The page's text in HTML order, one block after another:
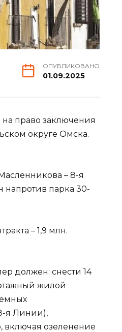
ОПУБЛИКОВАНО
01.09.2025
право заключения
округе Омска.
– 8-я
напротив парка 30-
– 1,9 млн.
должен: снести 14
жилой
я Линии),
включая озеленение